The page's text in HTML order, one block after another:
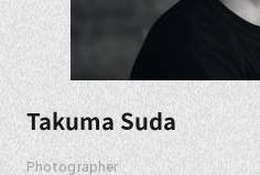
Takuma Suda
Photographer